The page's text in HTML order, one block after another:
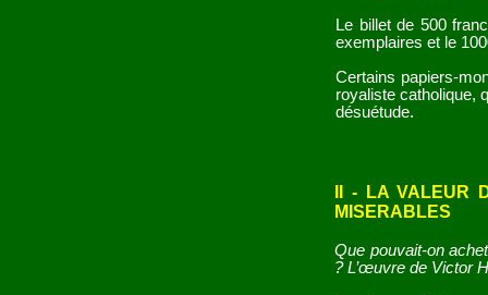
Le billet de 500
exemplaires et le
Certains papiers-
royaliste catholique,
désuétude.
II - LA VALEUR
MISERABLES
Que pouvait-on
? L’œuvre de Victor